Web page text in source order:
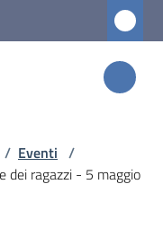
/ Eventi /
dei ragazzi - 5 maggio